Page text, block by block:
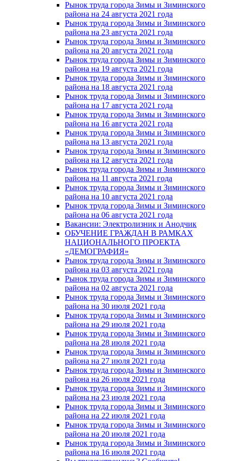
Рынок труда города Зимы и Зиминского
района на 24 августа 2021 года
Рынок труда города Зимы и Зиминского
района на 23 августа 2021 года
Рынок труда города Зимы и Зиминского
района на 20 августа 2021 года
Рынок труда города Зимы и Зиминского
района на 19 августа 2021 года
Рынок труда города Зимы и Зиминского
района на 18 августа 2021 года
Рынок труда города Зимы и Зиминского
района на 17 августа 2021 года
Рынок труда города Зимы и Зиминского
района на 16 августа 2021 года
Рынок труда города Зимы и Зиминского
района на 13 августа 2021 года
Рынок труда города Зимы и Зиминского
района на 12 августа 2021 года
Рынок труда города Зимы и Зиминского
района на 11 августа 2021 года
Рынок труда города Зимы и Зиминского
района на 10 августа 2021 года
Рынок труда города Зимы и Зиминского
района на 06 августа 2021 года
Вакансии: Электролизник и Анодчик
ОБУЧЕНИЕ ГРАЖДАН В РАМКАХ
НАЦИОНАЛЬНОГО ПРОЕКТА
«ДЕМОГРАФИЯ»
Рынок труда города Зимы и Зиминского
района на 03 августа 2021 года
Рынок труда города Зимы и Зиминского
района на 02 августа 2021 года
Рынок труда города Зимы и Зиминского
района на 30 июля 2021 года
Рынок труда города Зимы и Зиминского
района на 29 июля 2021 года
Рынок труда города Зимы и Зиминского
района на 28 июля 2021 года
Рынок труда города Зимы и Зиминского
района на 27 июля 2021 года
Рынок труда города Зимы и Зиминского
района на 26 июля 2021 года
Рынок труда города Зимы и Зиминского
района на 23 июля 2021 года
Рынок труда города Зимы и Зиминского
района на 22 июля 2021 года
Рынок труда города Зимы и Зиминского
района на 20 июля 2021 года
Рынок труда города Зимы и Зиминского
района на 16 июля 2021 года